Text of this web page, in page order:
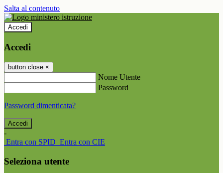
Salta al contenuto
Accedi
Accedi
button close ×
Nome Utente
Password
Password dimenticata?
-
Entra con SPID Entra con CIE
Seleziona utente